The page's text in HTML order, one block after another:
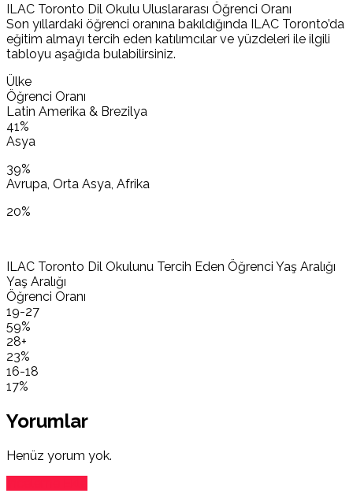
ILAC Toronto Dil Okulu Uluslararası Öğrenci Oranı
Son yıllardaki öğrenci oranına bakıldığında ILAC Toronto’da
eğitim almayı tercih eden katılımcılar ve yüzdeleri ile ilgili
tabloyu aşağıda bulabilirsiniz.
Ülke
Öğrenci Oranı
Latin Amerika & Brezilya
41%
Asya
39%
Avrupa, Orta Asya, Afrika
20%
ILAC Toronto Dil Okulunu Tercih Eden Öğrenci Yaş Aralığı
Yaş Aralığı
Öğrenci Oranı
19-27
59%
28+
23%
16-18
17%
Yorumlar
Henüz yorum yok.